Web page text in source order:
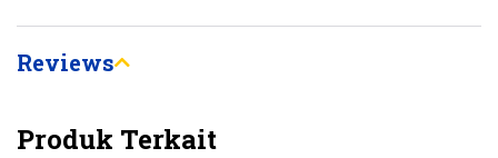
Reviews
Produk Terkait